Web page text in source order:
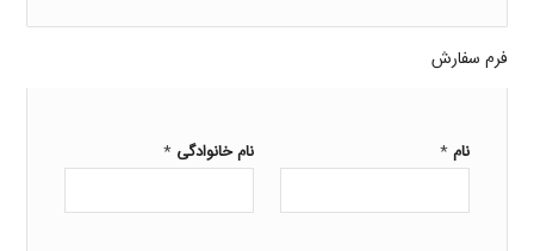
فرم سفارش
نام* نام خانوادگی *